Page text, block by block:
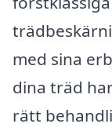
med sina
dina träd
rätt